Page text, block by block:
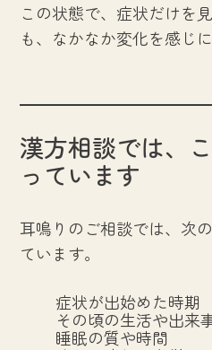
この状態で、症状だけを
も、なかなか変化を感じ
漢方相談では、
っています
耳鳴りのご相談では、次
ています。
症状が出始めた時期
その頃の生活や出来
睡眠の質や時間